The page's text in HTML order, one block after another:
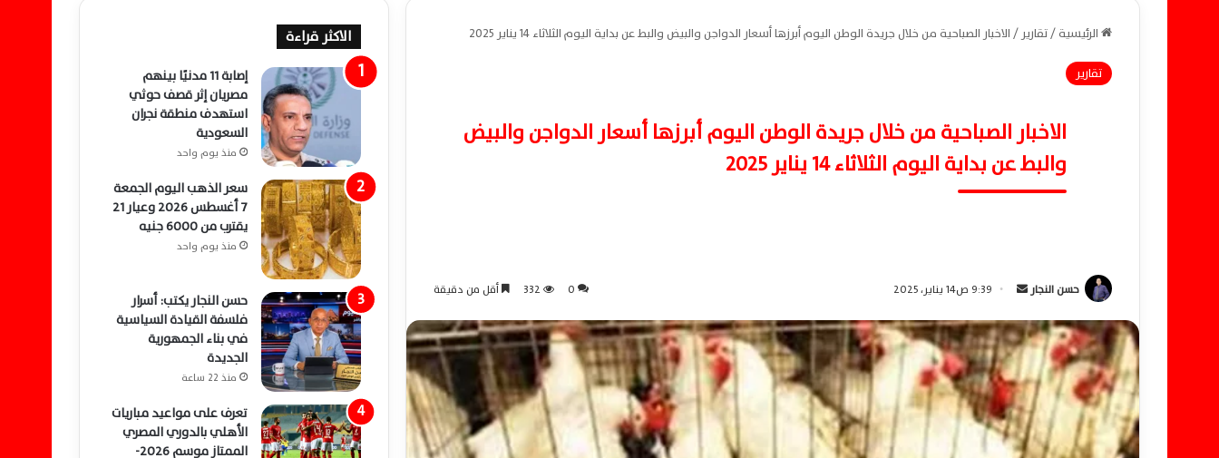
الرئيسية/تقارير /الاخبار الصباحية من خلال جريدة الوطن اليوم أبرزها أسعار الدواجن والبيض والبط عن بداية اليوم الثلاثاء 14 يناير 2025
تقارير
الاخبار الصباحية من خلال جريدة الوطن اليوم أبرزها أسعار الدواجن والبيض
والبط عن بداية اليوم الثلاثاء 14 يناير 2025
حسن النجار
س
ل
ب
ر
ي
د
9:39 ص14 يناير، 2025 0
332 أقل من دقيقة
الاكثر قراءة
إصابة 11 مدنيًا بينهم
مصريان إثر قصف حوثي
استهدف منطقة نجران
السعودية
منذ يوم واحد
سعر الذهب اليوم الجمعة
7 أغسطس 2026 وعيار 21
يقترب من 6000 جنيه
منذ يوم واحد
حسن النجار يكتب: أسرار
فلسفة القيادة السياسية
في بناء الجمهورية
الجديدة
منذ 22 ساعة
تعرف على مواعيد مباريات
الأهلي بالدوري المصري
الممتاز موسم 2026-